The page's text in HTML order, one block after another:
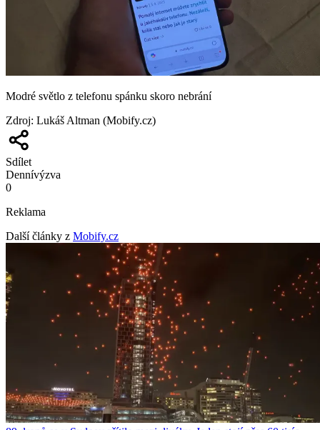
Modré světlo z telefonu spánku skoro nebrání
Zdroj: Lukáš Altman (Mobify.cz)
Sdílet
Dennívýzva
0
Reklama
Další články z Mobify.cz